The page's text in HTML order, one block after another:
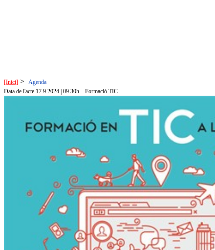
[Inici] > Agenda
Data de l'acte 17.9.2024 | 09.30h
Formació TIC